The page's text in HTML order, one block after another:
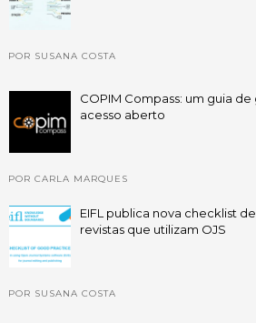
POR SUSANA COSTA
COPIM Compass: um guia de
acesso aberto
POR CARLA MARQUES
EIFL publica nova checklist
revistas que utilizam OJS
POR SUSANA COSTA